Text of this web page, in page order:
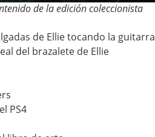
de la edición coleccionista
de Ellie tocando la guitarra
del brazalete de Ellie
PS4